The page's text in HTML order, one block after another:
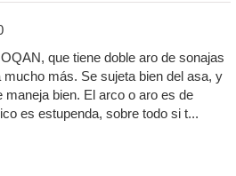
que tiene doble aro de sonajas
más. Se sujeta bien del asa, y
bien. El arco o aro es de
es estupenda, sobre todo si t...